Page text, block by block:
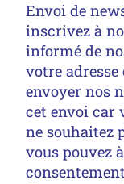
Envoi de
inscrivez à
informé de
votre
envoyer nos
cet envoi car
ne souhaitez
vous pouvez